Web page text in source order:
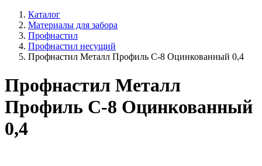
Каталог
Материалы для забора
Профнастил
Профнастил несущий
Профнастил Металл Профиль С-8 Оцинкованный 0,4
Профнастил Металл
Профиль С-8 Оцинкованный
0,4